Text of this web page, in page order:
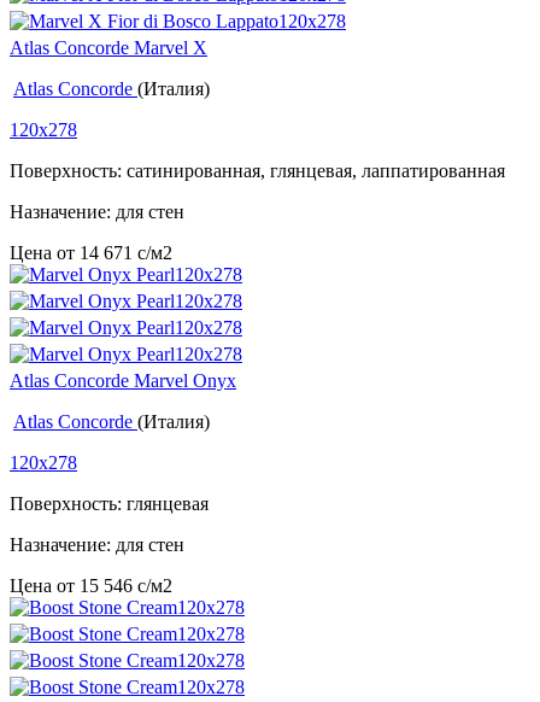
Atlas Concorde Marvel X
Atlas Concorde (Италия)
120x278
Поверхность: сатинированная, глянцевая, лаппатированная
Назначение: для стен
Цена от 14 671 c/м2
Atlas Concorde Marvel Onyx
Atlas Concorde (Италия)
120x278
Поверхность: глянцевая
Назначение: для стен
Цена от 15 546 c/м2